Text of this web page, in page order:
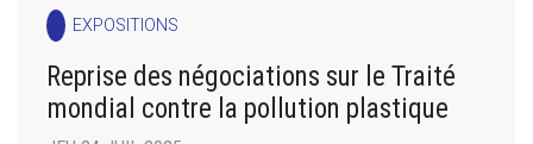
EXPOSITIONS
Reprise des négociations sur le Traité
mondial contre la pollution plastique